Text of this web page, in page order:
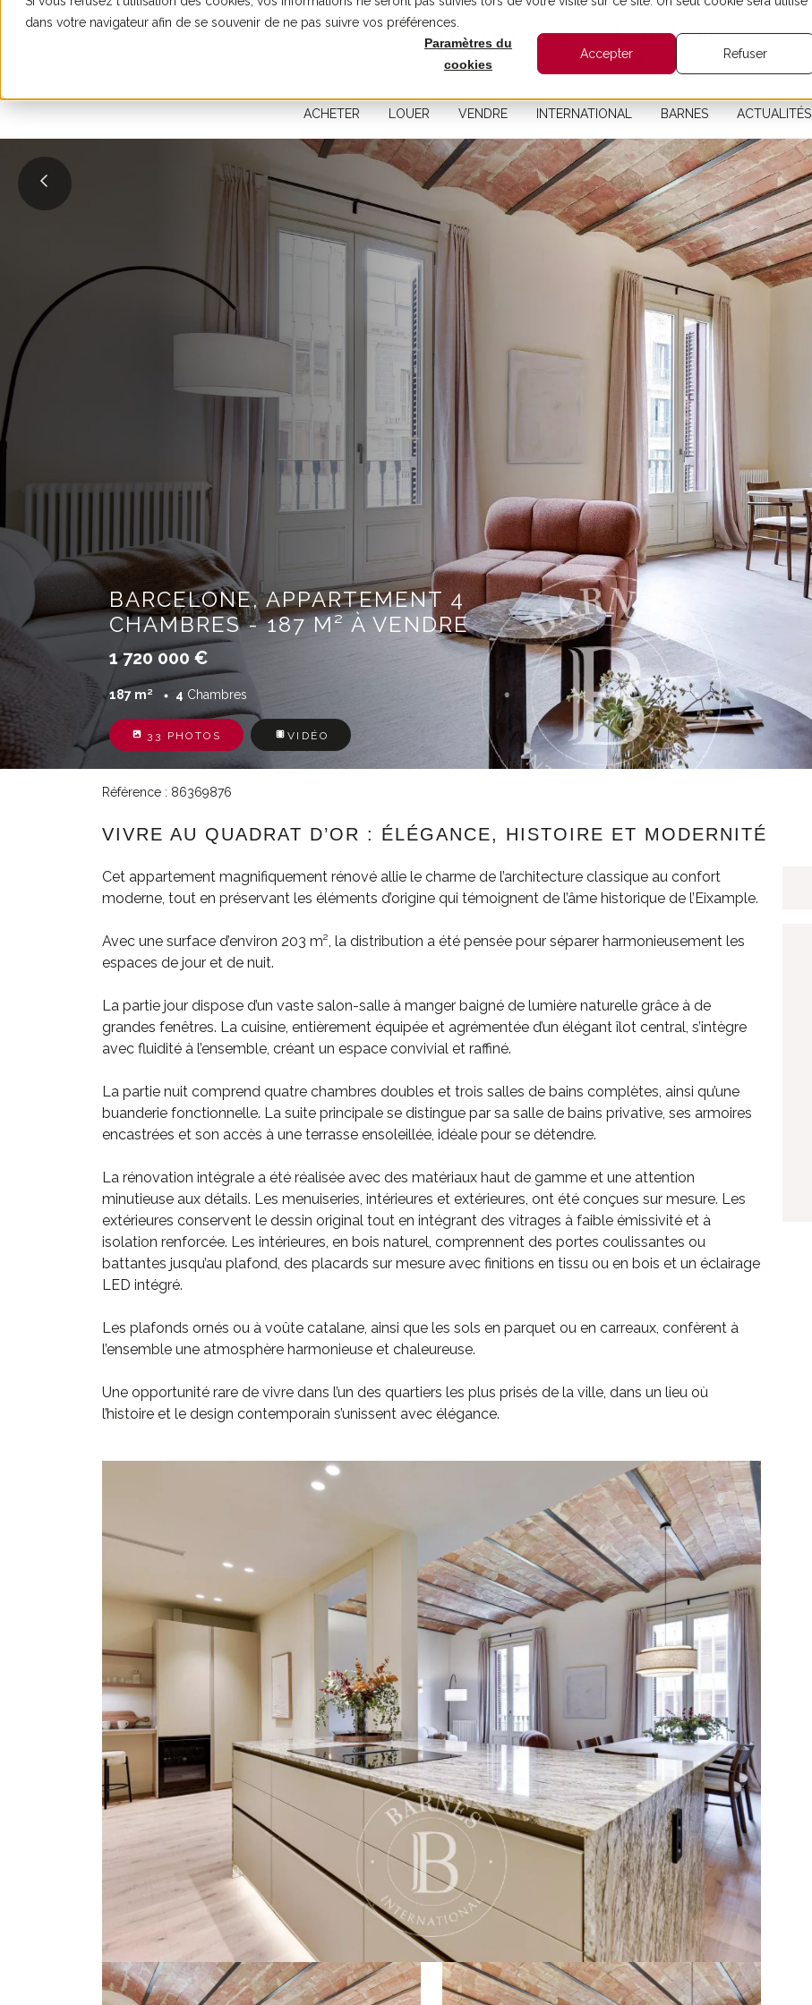
dans votre navigateur afin de se souvenir de ne pas suivre vos préférences.
Paramètres du
cookies
Accepter Refuser
ACHETER LOUER VENDRE INTERNATIONAL BARNES ACTUALITÉS
BARCELONE, APPARTEMENT 4
CHAMBRES - 187 M² À VENDRE
1 720 000 €
187 m² 4 Chambres
33 PHOTOS VIDÉO
Référence : 86369876
VIVRE AU QUADRAT D’OR : ÉLÉGANCE, HISTOIRE ET MODERNITÉ
Cet appartement magnifiquement rénové allie le charme de l’architecture classique au confort
moderne, tout en préservant les éléments d’origine qui témoignent de l’âme historique de l’Eixample.
Avec une surface d’environ 203 m², la distribution a été pensée pour séparer harmonieusement les
espaces de jour et de nuit.
La partie jour dispose d’un vaste salon-salle à manger baigné de lumière naturelle grâce à de
grandes fenêtres. La cuisine, entièrement équipée et agrémentée d’un élégant îlot central, s’intègre
avec fluidité à l’ensemble, créant un espace convivial et raffiné.
La partie nuit comprend quatre chambres doubles et trois salles de bains complètes, ainsi qu’une
buanderie fonctionnelle. La suite principale se distingue par sa salle de bains privative, ses armoires
encastrées et son accès à une terrasse ensoleillée, idéale pour se détendre.
La rénovation intégrale a été réalisée avec des matériaux haut de gamme et une attention
minutieuse aux détails. Les menuiseries, intérieures et extérieures, ont été conçues sur mesure. Les
extérieures conservent le dessin original tout en intégrant des vitrages à faible émissivité et à
isolation renforcée. Les intérieures, en bois naturel, comprennent des portes coulissantes ou
battantes jusqu’au plafond, des placards sur mesure avec finitions en tissu ou en bois et un éclairage
LED intégré.
Les plafonds ornés ou à voûte catalane, ainsi que les sols en parquet ou en carreaux, confèrent à
l’ensemble une atmosphère harmonieuse et chaleureuse.
Une opportunité rare de vivre dans l’un des quartiers les plus prisés de la ville, dans un lieu où
l’histoire et le design contemporain s’unissent avec élégance.